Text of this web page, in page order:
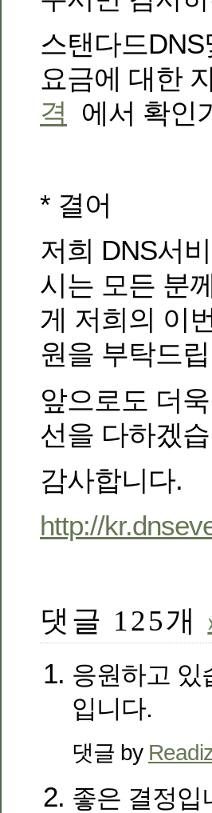
스탠다드
요금에 대한
격
에서 확인
* 결어
저희 DNS서
시는 모든 분
게 저희의 이
원을 부탁드
앞으로도 더
선을 다하겠
감사합니다.
http://
댓글 125개
응원하고 있
입니다.
댓글 by
좋은 결정입